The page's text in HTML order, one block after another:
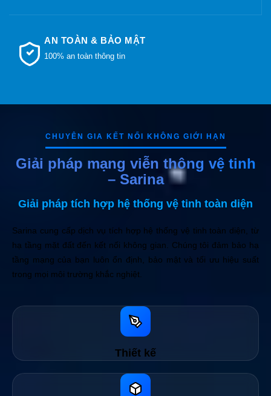
AN TOÀN & BẢO MẬT
100% an toàn thông tin
CHUYÊN GIA KẾT NỐI KHÔNG GIỚI HẠN
Giải pháp mạng viễn thông vệ tinh
– Sarina
Giải pháp tích hợp hệ thống vệ tinh toàn diện
Sarina cung cấp dịch vụ tích hợp hệ thống vệ tinh toàn diện, từ
hạ tầng mặt đất đến kết nối không gian. Chúng tôi đảm bảo hạ
tầng mạng của bạn luôn ổn định, bảo mật và tối ưu hiệu suất
trong mọi môi trường khắc nghiệt.
Thiết kế